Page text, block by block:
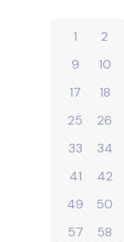
1 2
9
10
17
18
25
26
33
34
41
42
49
50
57
58